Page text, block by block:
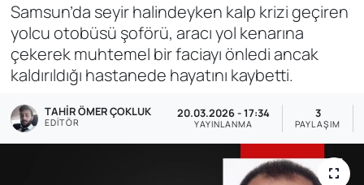
Samsun’da seyir halindeyken kalp krizi geçiren
yolcu otobüsü şoförü, aracı yol kenarına
çekerek muhtemel bir faciayı önledi ancak
kaldırıldığı hastanede hayatını kaybetti.
TAHIR ÖMER ÇOKLUK
EDITÖR
20.03.2026 - 17:34
YAYINLANMA
3
PAYLAŞIM
Dünya
Ekonomi
Genel
Gündem